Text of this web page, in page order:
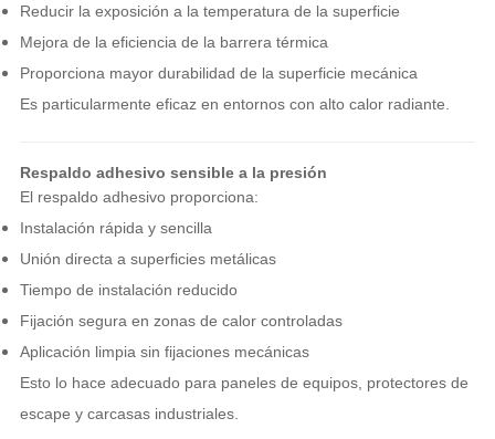
Reducir la exposición a la temperatura de la superficie
Mejora de la eficiencia de la barrera térmica
Proporciona mayor durabilidad de la superficie mecánica
Es particularmente eficaz en entornos con alto calor radiante.
Respaldo adhesivo sensible a la presión
El respaldo adhesivo proporciona:
Instalación rápida y sencilla
Unión directa a superficies metálicas
Tiempo de instalación reducido
Fijación segura en zonas de calor controladas
Aplicación limpia sin fijaciones mecánicas
Esto lo hace adecuado para paneles de equipos, protectores de
escape y carcasas industriales.